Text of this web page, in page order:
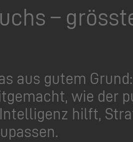
–
aus gutem
wie der
hilft,